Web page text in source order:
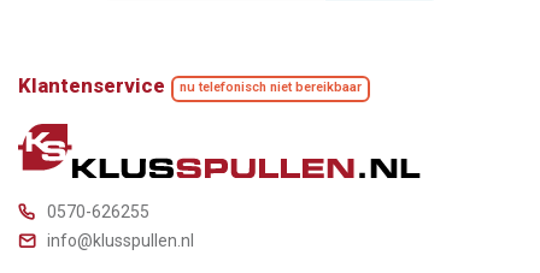
Klantenservice nu telefonisch niet bereikbaar
0570-626255
info@klusspullen.nl